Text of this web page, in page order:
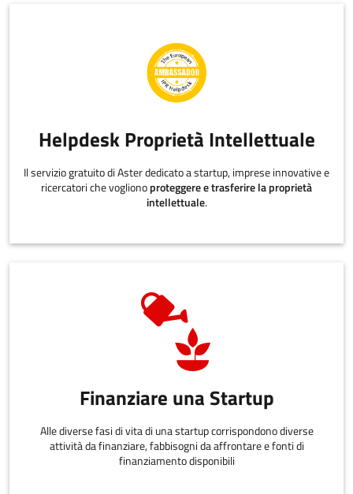
Helpdesk Proprietà Intellettuale
Il servizio gratuito di Aster dedicato a startup, imprese innovative e
ricercatori che voglionoproteggere e trasferire la proprietà
intellettuale.
Finanziare una Startup
Alle diverse fasi di vita di una startup corrispondono diverse
attività da finanziare, fabbisogni da affrontare e fonti di
finanziamento disponibili